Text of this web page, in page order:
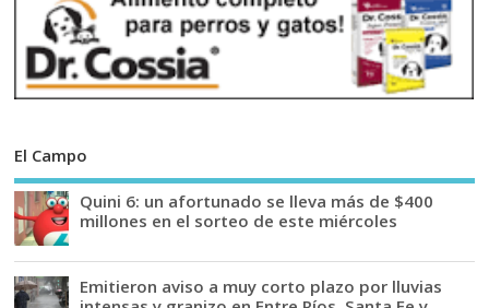
El Campo
Quini 6: un afortunado se lleva más de $400
millones en el sorteo de este miércoles
Emitieron aviso a muy corto plazo por lluvias